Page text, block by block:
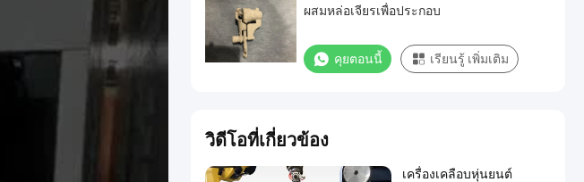
ผสมหล่อเจียรเพื่อประกอบ
คุยตอนนี้ เรียนรู้ เพิ่มเติม
วิดีโอที่เกี่ยวข้อง
เครื่องเคลือบหุ่นยนต์